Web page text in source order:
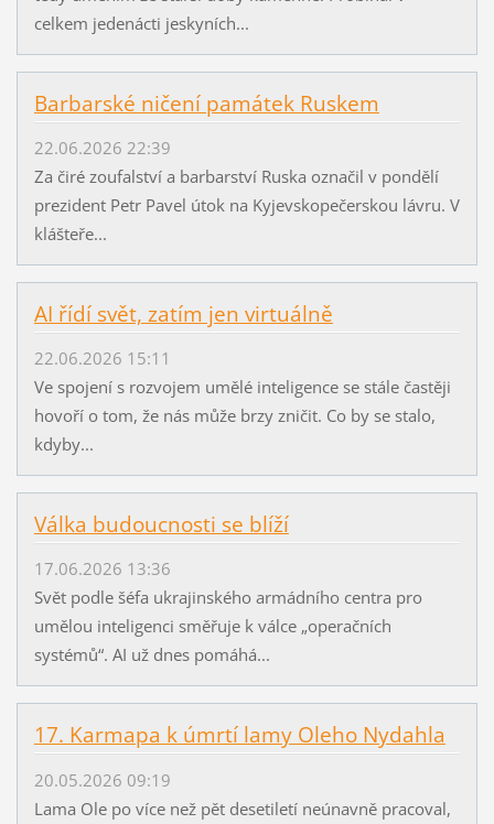
celkem jedenácti jeskyních...
Barbarské ničení památek Ruskem
22.06.2026 22:39
Za čiré zoufalství a barbarství Ruska označil v pondělí
prezident Petr Pavel útok na Kyjevskopečerskou lávru. V
klášteře...
AI řídí svět, zatím jen virtuálně
22.06.2026 15:11
Ve spojení s rozvojem umělé inteligence se stále častěji
hovoří o tom, že nás může brzy zničit. Co by se stalo,
kdyby...
Válka budoucnosti se blíží
17.06.2026 13:36
Svět podle šéfa ukrajinského armádního centra pro
umělou inteligenci směřuje k válce „operačních
systémů“. AI už dnes pomáhá...
17. Karmapa k úmrtí lamy Oleho Nydahla
20.05.2026 09:19
Lama Ole po více než pět desetiletí neúnavně pracoval,